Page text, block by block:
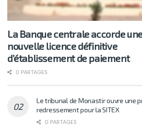
La Banque centrale accorde
nouvelle licence définitive
d’établissement de paiement
0 PARTAGES
Le tribunal de Monastir ouvre une
redressement pour la SITEX
0 PARTAGES